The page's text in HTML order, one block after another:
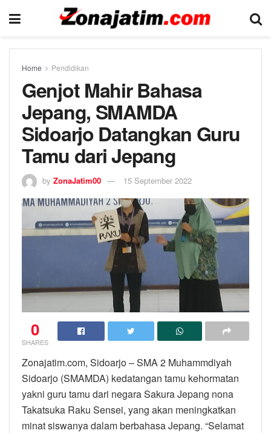
Home Pendidikan
Genjot Mahir Bahasa
Jepang, SMAMDA
Sidoarjo Datangkan Guru
Tamu dari Jepang
by ZonaJatim00 15 September 2022
0
SHARES
Zonajatim.com, Sidoarjo – SMA 2 Muhammdiyah
Sidoarjo (SMAMDA) kedatangan tamu kehormatan
yakni guru tamu dari negara Sakura Jepang nona
Takatsuka Raku Sensei, yang akan meningkatkan
minat siswanya dalam berbahasa Jepang. “Selamat